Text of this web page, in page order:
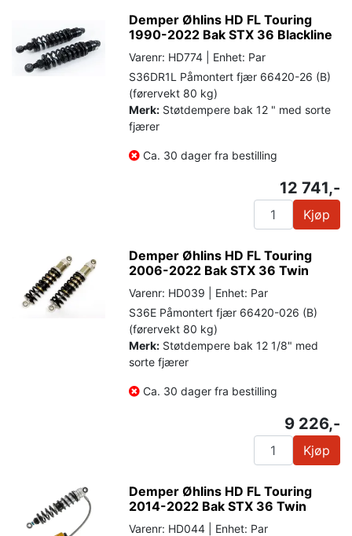
Demper Øhlins HD FL Touring
1990-2022 Bak STX 36 Blackline
Varenr: HD774 | Enhet: Par
S36DR1L Påmontert fjær 66420-26 (B)
(førervekt 80 kg)
Merk: Støtdempere bak 12 " med sorte
fjærer
Ca. 30 dager fra bestilling
12 741,-
Kjøp
Demper Øhlins HD FL Touring
2006-2022 Bak STX 36 Twin
Varenr: HD039 | Enhet: Par
S36E Påmontert fjær 66420-026 (B)
(førervekt 80 kg)
Merk: Støtdempere bak 12 1/8" med
sorte fjærer
Ca. 30 dager fra bestilling
9 226,-
Kjøp
Demper Øhlins HD FL Touring
2014-2022 Bak STX 36 Twin
Varenr: HD044 | Enhet: Par